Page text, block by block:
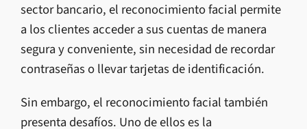
sector bancario, el reconocimiento facial permite
a los clientes acceder a sus cuentas de manera
segura y conveniente, sin necesidad de recordar
contraseñas o llevar tarjetas de identificación.
Sin embargo, el reconocimiento facial también
presenta desafíos. Uno de ellos es la